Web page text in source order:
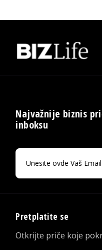
Najvažnije biznis
inboksu
Pretplatite se
Otkrijte priče koje